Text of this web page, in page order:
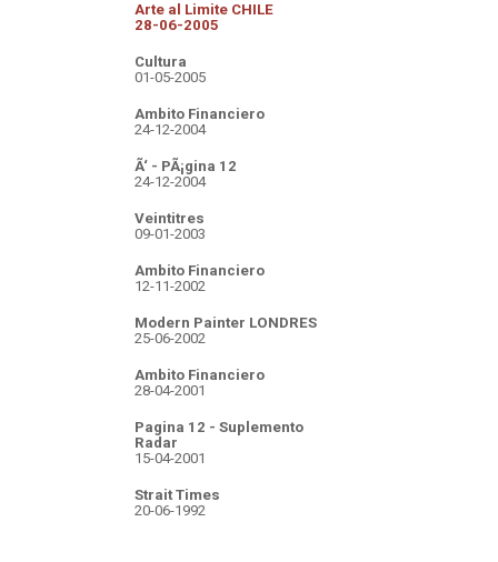
Arte al Limite CHILE
28-06-2005
Cultura
01-05-2005
Ambito Financiero
24-12-2004
Ã‘ - PÃ¡gina 12
24-12-2004
Veintitres
09-01-2003
Ambito Financiero
12-11-2002
Modern Painter LONDRES
25-06-2002
Ambito Financiero
28-04-2001
Pagina 12 - Suplemento
Radar
15-04-2001
Strait Times
20-06-1992